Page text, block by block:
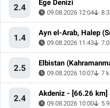
2.4 Ege Denizi
09.08.2026 12:04
1.4
09.08.2026 11:43
2.5 Elbistan
09.08.2026 10:07 7
2.4 Akdeniz - [66.26 km]
09.08.2026 10:00